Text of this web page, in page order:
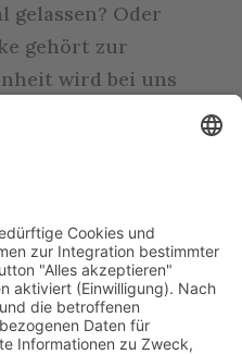
gelassen? Oder
gehört zur
wird bei uns
Führung
speziellen
Trail,
wie Stillstehen
Anti-
wir das